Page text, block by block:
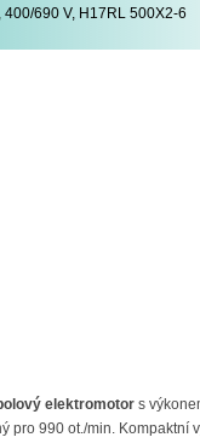
400/690 V, H17RL 500X2-6
elektromotor s
pro 990 ot./min. Kompaktní